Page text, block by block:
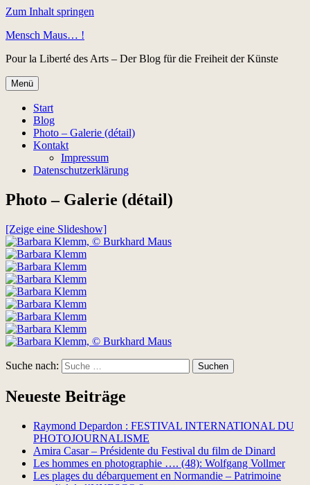
Zum Inhalt springen
Mensch Maus… !
Pour la Liberté des Arts – Der Blog für die Freiheit der Künste
Menü
Start
Blog
Photo – Galerie (détail)
Kontakt
Impressum
Datenschutzerklärung
Photo – Galerie (détail)
[Zeige eine Slideshow]
Suche nach: Suchen
Neueste Beiträge
Raymond Depardon : FESTIVAL INTERNATIONAL DU
PHOTOJOURNALISME
Amira Casar – Présidente du Festival du film de Dinard
Les hommes en photographie …. (48): Wolfgang Vollmer
Les plages du débarquement en Normandie – Patrimoine